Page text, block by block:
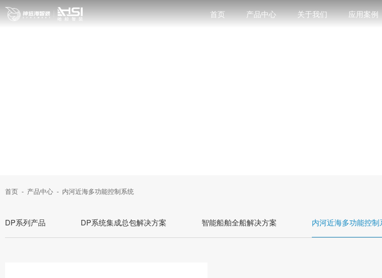
首页 产品中心 关于我们 应用案例
首页 - 产品中心 - 内河近海多功能控制系统
DP系列产品 DP系统集成总包解决方案 智能船舶全船解决方案 内河近海多功能控制